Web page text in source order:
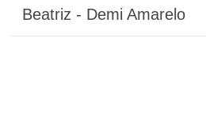
Óculos de
Grau
Beatriz - Demi Amarelo